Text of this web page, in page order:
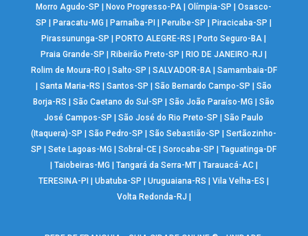
Morro Agudo-SP
Novo Progresso-PA |Olímpia-SP |Osasco-
SP
Paracatu-MG Parnaíba-PI Peruíbe-SP Piracicaba-SP
Pirassununga-SP
PORTO ALEGRE-RS Porto Seguro-BA
Praia Grande-SP
Ribeirão Preto-SP RIO DE JANEIRO-RJ
Rolim de Moura-RO
Salto-SP SALVADOR-BA| Samambaia-DF
|Santa Maria-RS |Santos-SP |São Bernardo Campo-SP |São
Borja-RS
|São Caetano do Sul-SP |São João Paraíso-MG |São
José Campos-SP
|São José do Rio Preto-SP |São Paulo
(Itaquera)-SP
|São Pedro-SP |São Sebastião-SP |Sertãozinho-
SP
|Sete Lagoas-MG |Sobral-CE |Sorocaba-SP |Taguatinga-DF
Taiobeiras-MG Tangará da Serra-MT| Tarauacá-AC|
TERESINA-PI
|Ubatuba-SP |Uruguaiana-RS |Vila Velha-ES
Volta Redonda-RJ